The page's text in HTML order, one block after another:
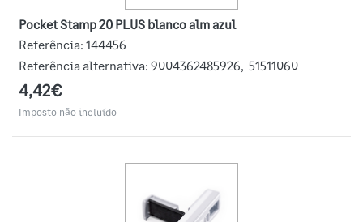
Pocket Stamp 20 PLUS blanco alm azul
Referência: 144456
Referência alternativa: 9004362485926, 51511060
4,42€
Imposto não incluído